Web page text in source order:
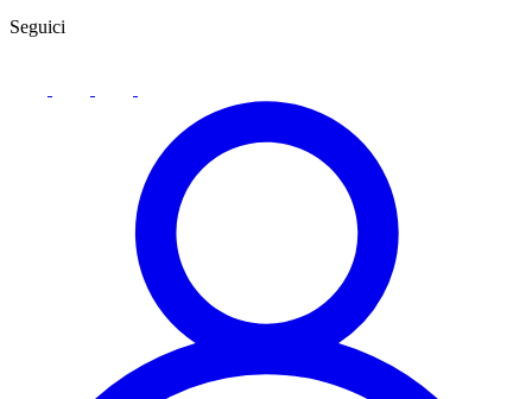
Seguici